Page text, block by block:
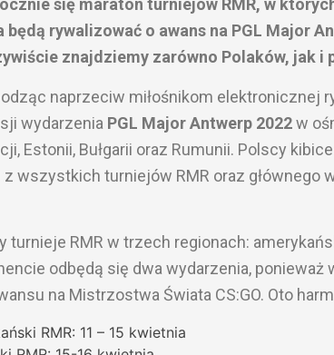
się maraton turniejów RMR, w
rywalizować o awans na PGL Major
znajdziemy zarówno Polaków, jak i
naprzeciw miłośnikom elektronicznej
wydarzenia PGL Major Antwerp 2022w
Estonii, Bułgarii oraz Rumunii. Polscy
wszystkich turniejów RMR oraz głównego
turnieje RMR w trzech regionach:
odbędą się dwa wydarzenia, ponieważ
na Mistrzostwa Świata CS:GO. Oto
RMR: 11 – 15 kwietnia